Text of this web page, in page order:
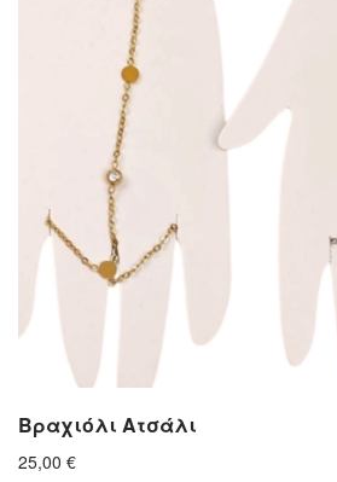
Βραχιόλι Ατσάλι
25,00 €